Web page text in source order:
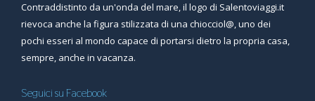
Contraddistinto da un'onda del mare, il logo di Salentoviaggi.it
rievoca anche la figura stilizzata di una chiocciol@, uno dei
pochi esseri al mondo capace di portarsi dietro la propria casa,
sempre, anche in vacanza.
Seguici su Facebook